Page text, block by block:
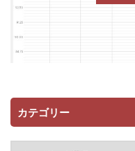
カテゴリー